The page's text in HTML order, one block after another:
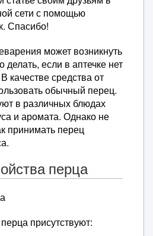
сети с помощью
Спасибо!
может возникнуть
если в аптечке нет
качестве средства от
обычный перец.
в различных блюдах
и аромата. Однако не
принимать перец
перца
присутствуют: